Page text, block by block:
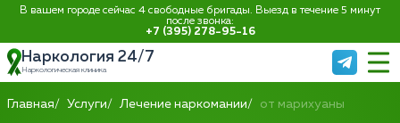
В вашем городе сейчас 4 свободные бригады. Выезд в течение 5 минут
после звонка:
+7 (395) 278-95-16
Наркология 24/7
Наркологическая клиника
Главная Услуги Лечение наркомании от марихуаны